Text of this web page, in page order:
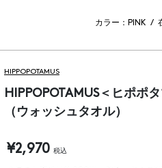
カラー：PINK /
HIPPOPOTAMUS
HIPPOPOTAMUS＜ヒポポ
（ウォッシュタオル）
¥2,970 税込